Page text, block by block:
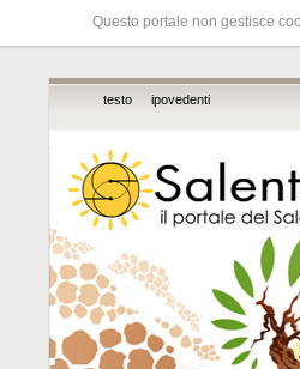
Questo portale non gestisce
testo ipovedenti